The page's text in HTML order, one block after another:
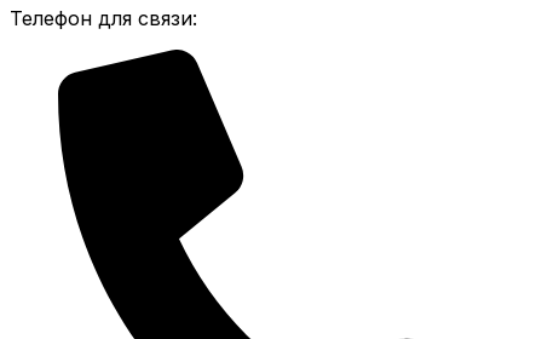
Телефон для связи: